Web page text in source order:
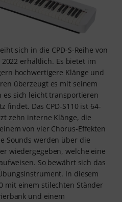
sich in die CPD-S-Reihe von
erhältlich. Es bietet im
hochwertigere Klänge und
überzeugt es mit seinem
es sich leicht transportieren
findet. Das CPD-S110 ist 64-
zehn interne Klänge, die
von vier Chorus-Effekten
Sounds werden über die
wiedergegeben, welche eine
So bewährt sich das
In diesem
mit einem stilechten Ständer
und einem